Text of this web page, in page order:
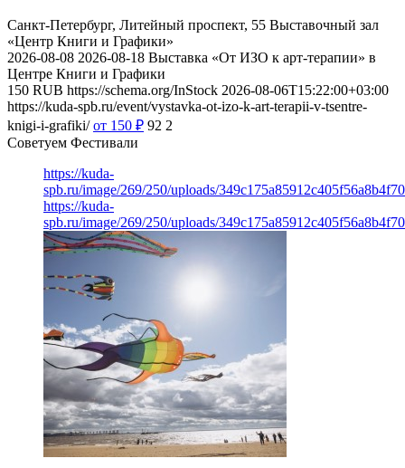
Санкт-Петербург, Литейный проспект, 55 Выставочный зал
«Центр Книги и Графики»
2026-08-08 2026-08-18 Выставка «От ИЗО к арт-терапии» в
Центре Книги и Графики
150 RUB https://schema.org/InStock 2026-08-06T15:22:00+03:00
https://kuda-spb.ru/event/vystavka-ot-izo-k-art-terapii-v-tsentre-
knigi-i-grafiki/ от 150 ₽ 92 2
Советуем Фестивали
https://kuda-
spb.ru/image/269/250/uploads/
https://kuda-
spb.ru/image/269/250/uploads/